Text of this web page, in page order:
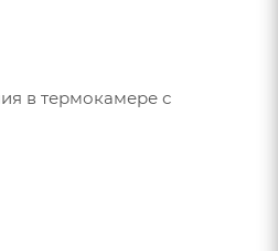
в термокамере с